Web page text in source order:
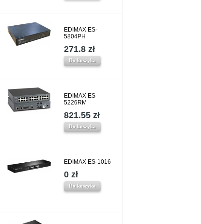
EDIMAX ES-
5804PH
271.8 zł
Do koszyka
EDIMAX ES-
5226RM
821.55 zł
Do koszyka
EDIMAX ES-1016
0 zł
Do koszyka